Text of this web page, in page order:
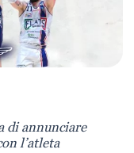
di annunciare
l’atleta